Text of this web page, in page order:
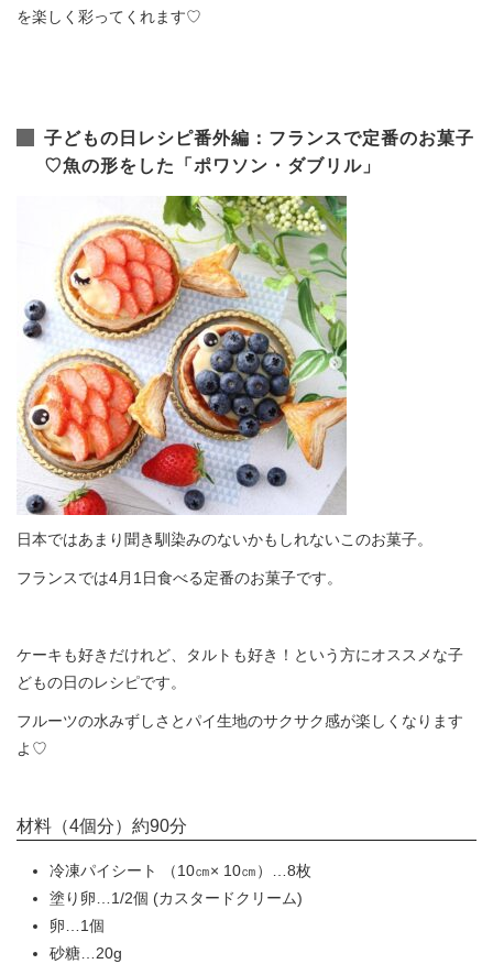
を楽しく彩ってくれます♡
子どもの日レシピ番外編：フランスで定番のお菓子
♡魚の形をした「ポワソン・ダブリル」
日本ではあまり聞き馴染みのないかもしれないこのお菓子。
フランスでは4月1日食べる定番のお菓子です。
ケーキも好きだけれど、タルトも好き！という方にオススメな子
どもの日のレシピです。
フルーツの水みずしさとパイ生地のサクサク感が楽しくなります
よ♡
材料（4個分）約90分
冷凍パイシート （10㎝× 10㎝）…8枚
塗り卵…1/2個 (カスタードクリーム)
卵…1個
砂糖…20g